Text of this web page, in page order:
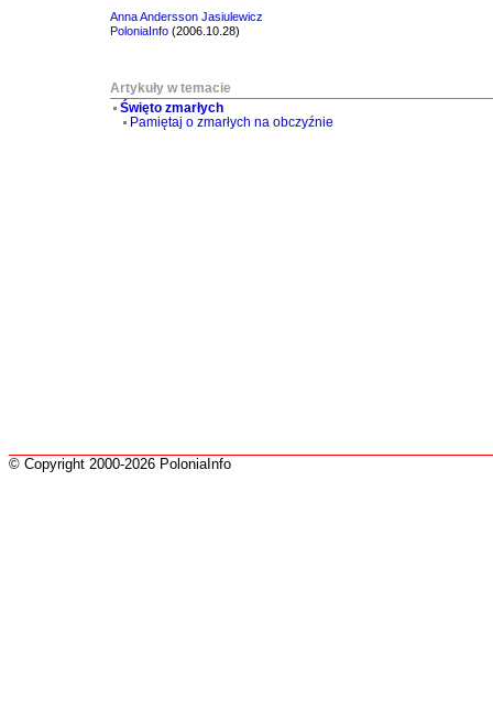
Anna Andersson Jasiulewicz
PoloniaInfo (2006.10.28)
Artykuły w temacie
Święto zmarłych
Pamiętaj o zmarłych na obczyźnie
© Copyright 2000-2026 PoloniaInfo